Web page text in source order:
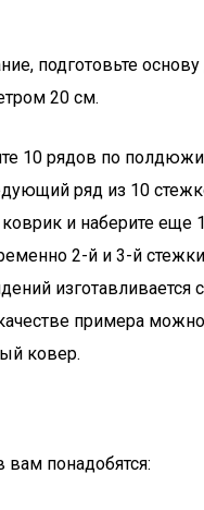
подготовьте
20 см.
10 рядов по
ряд из 10
и наберите еще
2-й и 3-й
изготавливается
примера
ковер.
понадобятся: